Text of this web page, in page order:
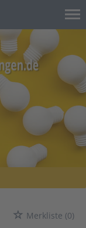
Merkliste (0)